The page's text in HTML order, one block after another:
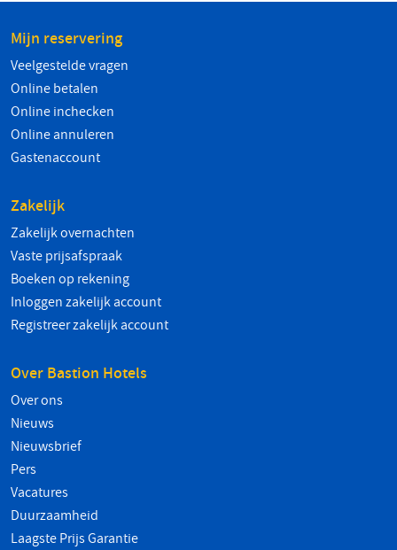
Mijn reservering
Veelgestelde vragen
Online betalen
Online inchecken
Online annuleren
Gastenaccount
Zakelijk
Zakelijk overnachten
Vaste prijsafspraak
Boeken op rekening
Inloggen zakelijk account
Registreer zakelijk account
Over Bastion Hotels
Over ons
Nieuws
Nieuwsbrief
Pers
Vacatures
Duurzaamheid
Laagste Prijs Garantie